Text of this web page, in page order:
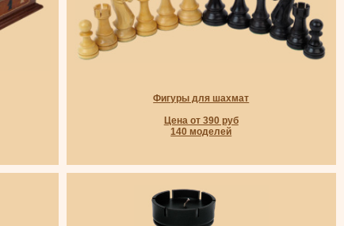
Фигуры для шахмат
Цена от 390 руб
140 моделей